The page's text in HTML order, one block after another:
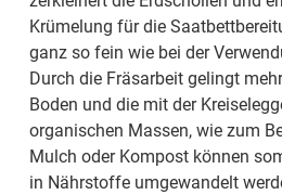
Krümelung für die
ganz so fein wie bei der
Durch die Fräsarbeit gelingt
Boden und die mit der
organischen Massen, wie zum
Mulch oder Kompost können
in Nährstoffe umgewandelt